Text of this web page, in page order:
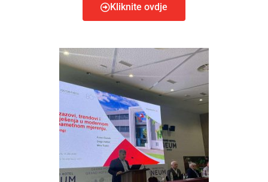
Kliknite ovdje